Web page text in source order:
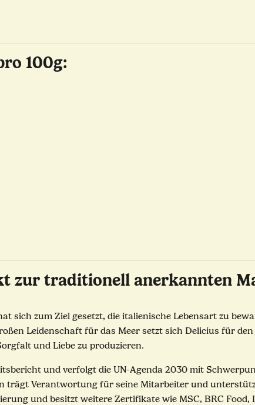
100g:
zur traditionell anerkannten
sich zum Ziel gesetzt, die italienische Lebensart zu
Leidenschaft für das Meer setzt sich Delicius für
und Liebe zu produzieren.
und verfolgt die UN-Agenda 2030 mit
trägt Verantwortung für seine Mitarbeiter und
und besitzt weitere Zertifikate wie MSC, BRC Food,